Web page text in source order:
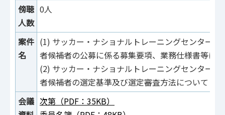
傍聴
人数
0人
案件
名
(1) サッカー・ナショナルトレーニングセンター
者候補者の公募に係る募集要項、業務仕様書等に
(2) サッカー・ナショナルトレーニングセンター
者候補者の選定基準及び選定審査方法について
会議 次第（PDF：35KB）